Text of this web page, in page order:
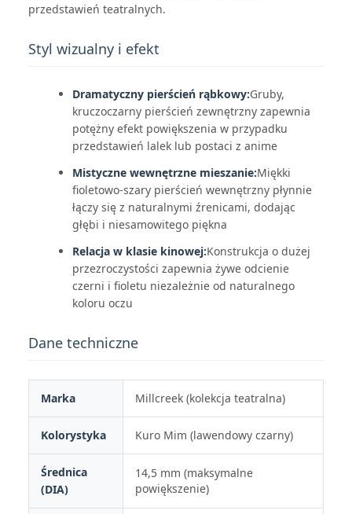
przedstawień teatralnych.
Styl wizualny i efekt
Dramatyczny pierścień rąbkowy:Gruby,
kruczoczarny pierścień zewnętrzny zapewnia
potężny efekt powiększenia w przypadku
przedstawień lalek lub postaci z anime
Mistyczne wewnętrzne mieszanie:Miękki
fioletowo-szary pierścień wewnętrzny płynnie
łączy się z naturalnymi źrenicami, dodając
głębi i niesamowitego piękna
Relacja w klasie kinowej:Konstrukcja o dużej
przezroczystości zapewnia żywe odcienie
czerni i fioletu niezależnie od naturalnego
koloru oczu
Dane techniczne
Marka Millcreek (kolekcja teatralna)
Kolorystyka Kuro Mim (lawendowy czarny)
Średnica
(DIA)
14,5 mm (maksymalne
powiększenie)